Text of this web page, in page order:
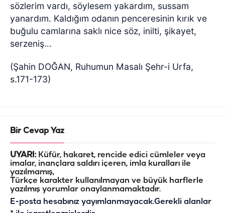
sözlerim vardı, söylesem yakardım, sussam
yanardım. Kaldığım odanın penceresinin kırık ve
buğulu camlarına saklı nice söz, inilti, şikayet,
serzeniş…
(Şahin DOĞAN, Ruhumun Masalı Şehr-i Urfa,
s.171-173)
Bir Cevap Yaz
UYARI:Küfür, hakaret, rencide edici cümleler veya
imalar, inançlara saldırı içeren, imla kuralları ile
yazılmamış,
Türkçe karakter kullanılmayan ve büyük harflerle
yazılmış yorumlar onaylanmamaktadır.
E-posta hesabınız yayımlanmayacak.Gerekli alanlar